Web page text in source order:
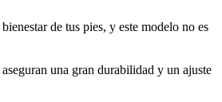
de tus pies, y este modelo no es
una gran durabilidad y un ajuste